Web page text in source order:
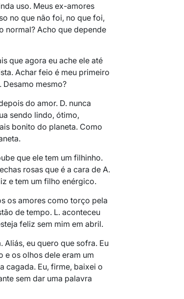
uso. Meus ex-amores
no que não foi, no que foi,
normal? Acho que depende
que agora eu ache ele até
Achar feio é meu primeiro
Desamo mesmo?
do amor. D. nunca
sendo lindo, ótimo,
bonito do planeta. Como
que ele tem um filhinho.
rosas que é a cara de A.
e tem um filho enérgico.
os amores como torço pela
de tempo. L. aconteceu
feliz sem mim em abril.
Aliás, eu quero que sofra. Eu
e os olhos dele eram um
cagada. Eu, firme, baixei o
sem dar uma palavra